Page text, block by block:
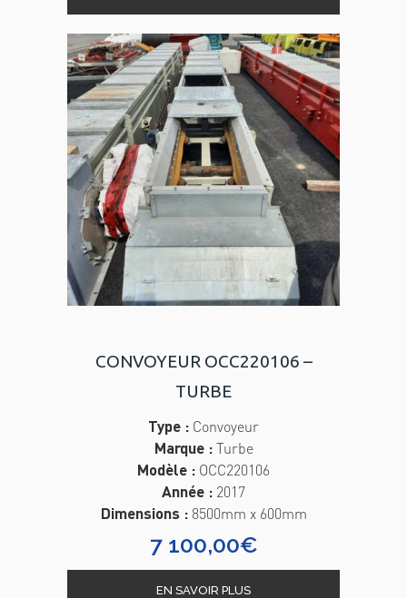
CONVOYEUR OCC220106 –
TURBE
Type : Convoyeur
Marque :Turbe
Modèle : OCC220106
Année : 2017
Dimensions :8500mm x 600mm
7 100,00€
EN SAVOIR PLUS